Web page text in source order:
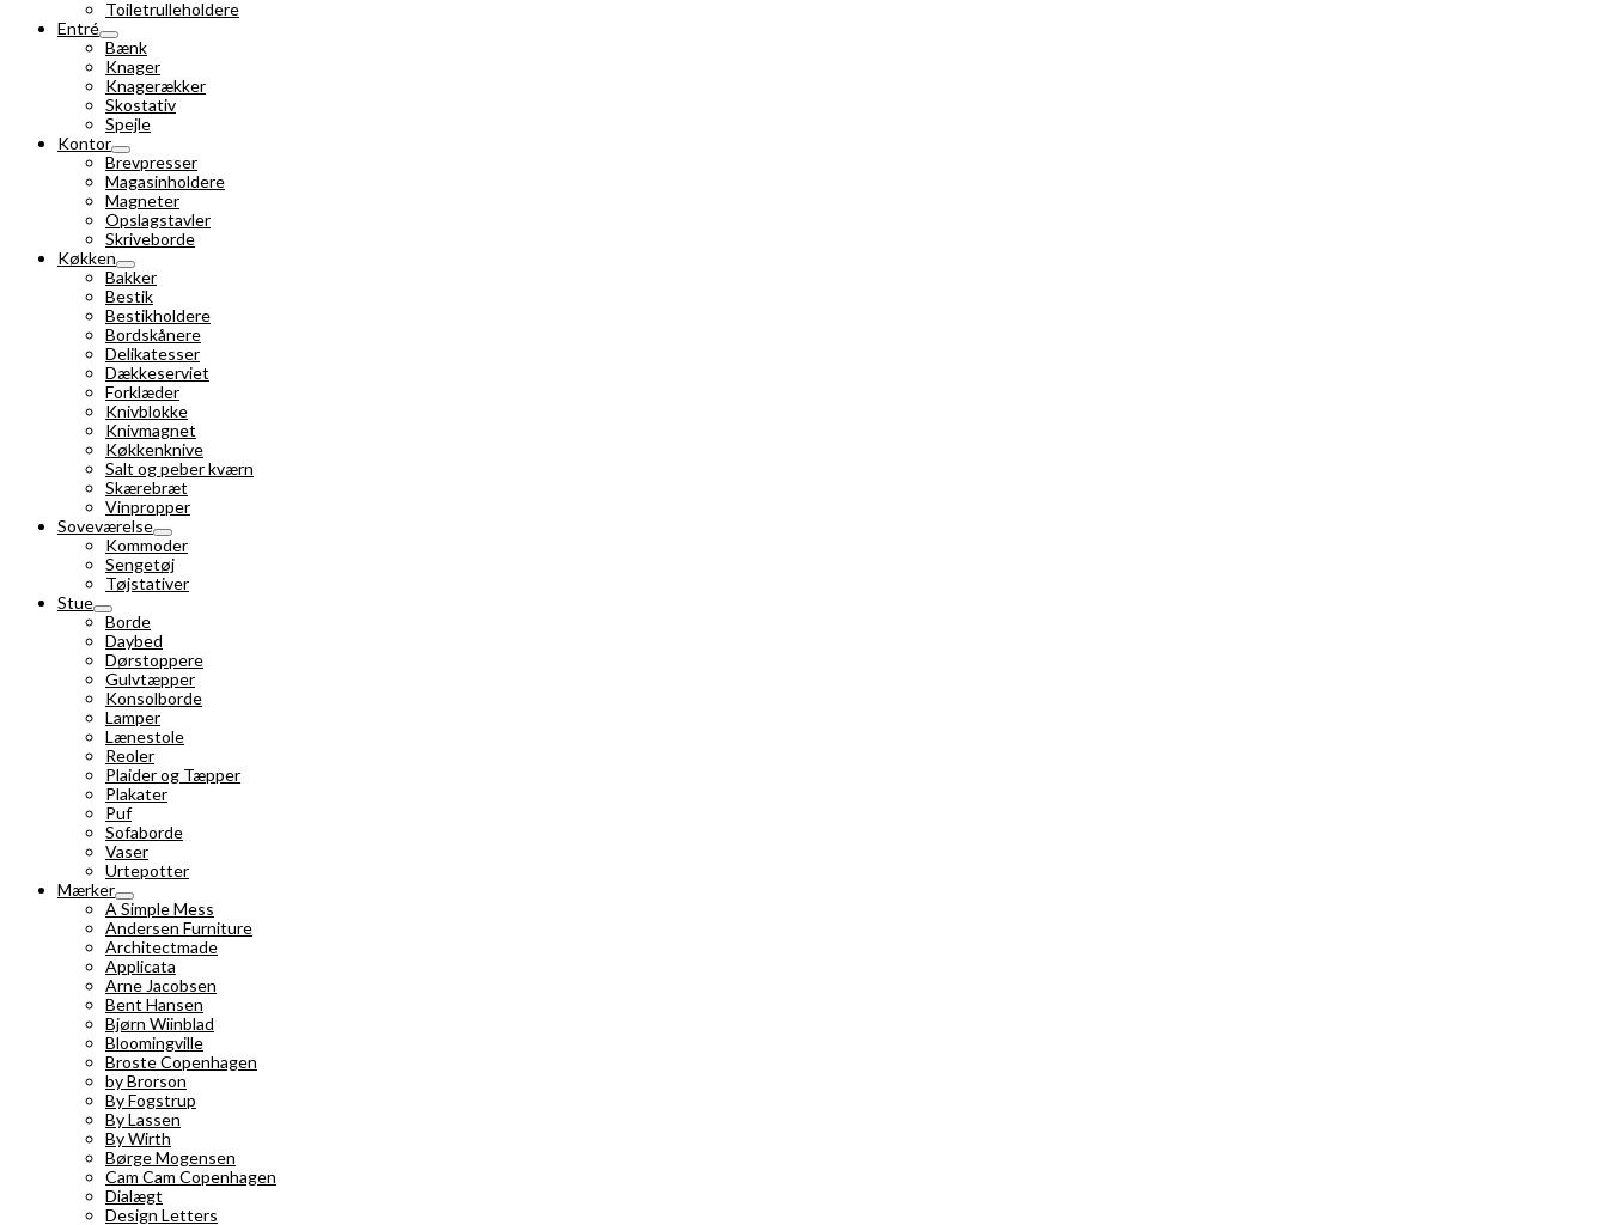
Toiletrulleholdere
Entré
Bænk
Knager
Knagerækker
Skostativ
Spejle
Kontor
Brevpresser
Magasinholdere
Magneter
Opslagstavler
Skriveborde
Køkken
Bakker
Bestik
Bestikholdere
Bordskånere
Delikatesser
Dækkeserviet
Forklæder
Knivblokke
Knivmagnet
Køkkenknive
Salt og peber kværn
Skærebræt
Vinpropper
Soveværelse
Kommoder
Sengetøj
Tøjstativer
Stue
Borde
Daybed
Dørstoppere
Gulvtæpper
Konsolborde
Lamper
Lænestole
Reoler
Plaider og Tæpper
Plakater
Puf
Sofaborde
Vaser
Urtepotter
Mærker
A Simple Mess
Andersen Furniture
Architectmade
Applicata
Arne Jacobsen
Bent Hansen
Bjørn Wiinblad
Bloomingville
Broste Copenhagen
by Brorson
By Fogstrup
By Lassen
By Wirth
Børge Mogensen
Cam Cam Copenhagen
Dialægt
Design Letters